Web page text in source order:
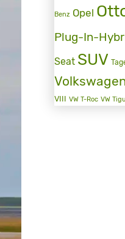
Benz Opel
Plug-In-
Seat SUV
VIII VW T-Roc VW